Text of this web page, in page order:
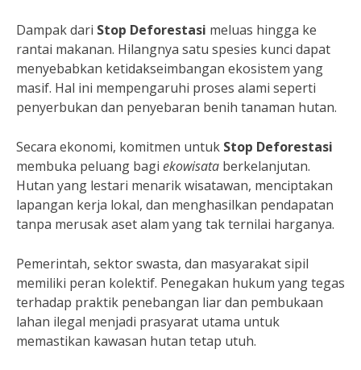
Dampak dari Stop Deforestasi meluas hingga ke
rantai makanan. Hilangnya satu spesies kunci dapat
menyebabkan ketidakseimbangan ekosistem yang
masif. Hal ini mempengaruhi proses alami seperti
penyerbukan dan penyebaran benih tanaman hutan.
Secara ekonomi, komitmen untuk Stop Deforestasi
membuka peluang bagi ekowisata berkelanjutan.
Hutan yang lestari menarik wisatawan, menciptakan
lapangan kerja lokal, dan menghasilkan pendapatan
tanpa merusak aset alam yang tak ternilai harganya.
Pemerintah, sektor swasta, dan masyarakat sipil
memiliki peran kolektif. Penegakan hukum yang tegas
terhadap praktik penebangan liar dan pembukaan
lahan ilegal menjadi prasyarat utama untuk
memastikan kawasan hutan tetap utuh.